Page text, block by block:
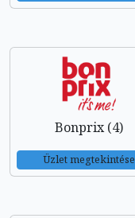
Bonprix (4)
Üzlet megtekintése